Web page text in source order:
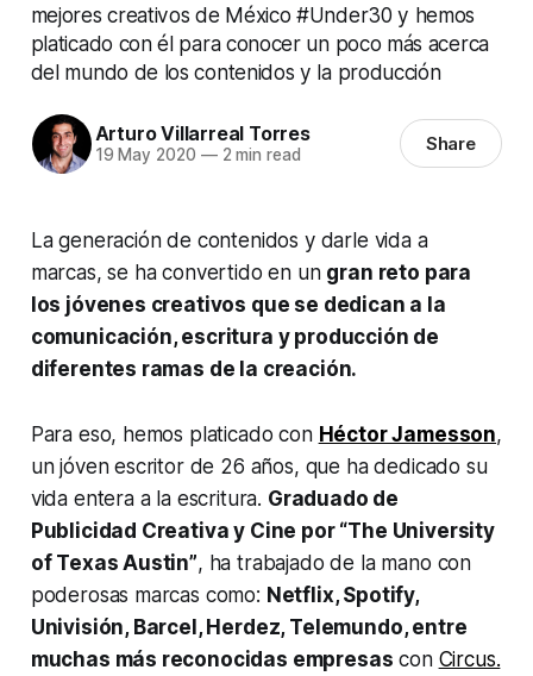
mejores creativos de México #Under30 y hemos
platicado con él para conocer un poco más acerca
del mundo de los contenidos y la producción
Arturo Villarreal Torres
19 May 2020 —2 min read Share
La generación de contenidos y darle vida a
marcas, se ha convertido en un gran reto para
los jóvenes creativos que se dedican a la
comunicación, escritura y producción de
diferentes ramas de la creación.
Para eso, hemos platicado con Héctor Jamesson,
un jóven escritor de 26 años, que ha dedicado su
vida entera a la escritura. Graduado de
Publicidad Creativa y Cine por “The University
of Texas Austin”, ha trabajado de la mano con
poderosas marcas como: Netflix, Spotify,
Univisión, Barcel, Herdez, Telemundo, entre
muchas más reconocidas empresas con Circus.